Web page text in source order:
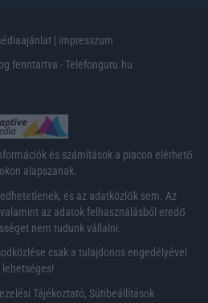
| impresszum
fenntartva - Telefonguru.hu
és számítások a piacon elérhető
alapszanak.
és az adatközlők sem. Az
az adatok felhasználásból eredő
nem tudunk vállalni.
csak a tulajdonos engedélyével
lehetséges!
Tájékoztató, Sütibeállítások